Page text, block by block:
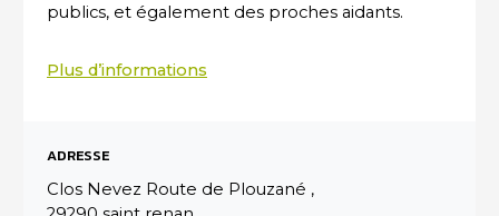
publics, et également des proches aidants.
Plus d’informations
ADRESSE
Clos Nevez Route de Plouzané ,